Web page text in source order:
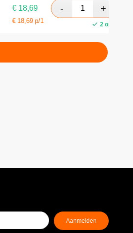
€ 18,69
€ 18,69 p/1 2 op
Aanmelden